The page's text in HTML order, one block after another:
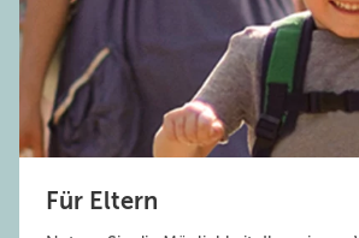
Für Eltern